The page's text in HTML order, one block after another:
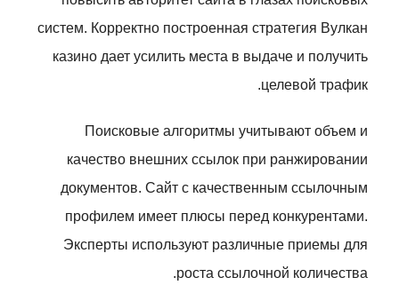
систем. Корректно построенная стратегия Вулкан
казино дает усилить места в выдаче и получить
целевой трафик.
Поисковые алгоритмы учитывают объем и
качество внешних ссылок при ранжировании
документов. Сайт с качественным ссылочным
профилем имеет плюсы перед конкурентами.
Эксперты используют различные приемы для
роста ссылочной количества.